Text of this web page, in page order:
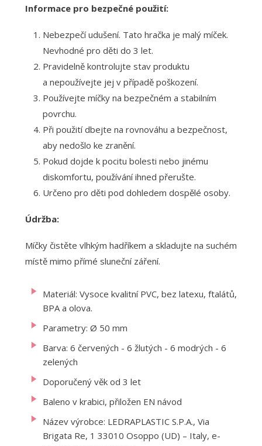
Informace pro bezpečné použití:
Nebezpečí udušení. Tato hračka je malý míček.
Nevhodné pro děti do 3 let.
Pravidelně kontrolujte stav produktu
a nepoužívejte jej v případě poškození.
Používejte míčky na bezpečném a stabilním
povrchu.
Při použití dbejte na rovnováhu a bezpečnost,
aby nedošlo ke zranění.
Pokud dojde k pocitu bolesti nebo jinému
diskomfortu, používání ihned přerušte.
Určeno pro děti pod dohledem dospělé osoby.
Údržba:
Míčky čistěte vlhkým hadříkem a skladujte na suchém
místě mimo přímé sluneční záření.
Materiál: Vysoce kvalitní PVC, bez latexu, ftalátů,
BPA a olova.
Parametry: Ø 50 mm
Barva: 6 červených - 6 žlutých - 6 modrých - 6
zelených
Doporučený věk od 3 let
Baleno v krabici, přiložen EN návod
Název výrobce: LEDRAPLASTIC S.P.A., Via
Brigata Re, 1 33010 Osoppo (UD) – Italy, e-